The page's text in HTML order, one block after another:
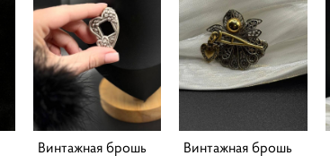
Винтажная брошь
Винтажная брошь